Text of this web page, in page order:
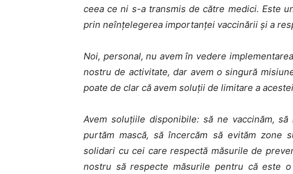
ceea ce ni s-a transmis de către medici. Este
prin neînțelegerea importanței vaccinării și a
Noi, personal, nu avem în vedere
nostru de activitate, dar avem o singură
poate de clar că avem soluții de limitare a
Avem soluțiile disponibile: să ne vaccinăm,
purtăm mască, să încercăm să evităm zone
solidari cu cei care respectă măsurile de
nostru să respecte măsurile pentru că este